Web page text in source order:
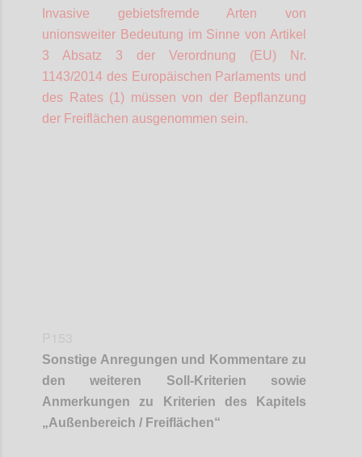
Invasive gebietsfremde Arten von
unionsweiter Bedeutung im Sinne von Artikel
3 Absatz 3 der Verordnung (EU) Nr.
1143/2014 des Europäischen Parlaments und
des Rates (1) müssen von der Bepflanzung
der Freiflächen ausgenommen sein.
Sonstige Anregungen und Kommentare zu
den weiteren Soll-Kriterien sowie
Anmerkungen zu Kriterien des Kapitels
„Außenbereich / Freiflächen“